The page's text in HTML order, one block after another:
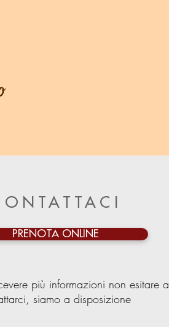
PRENOTA ONLINE
più informazioni non esitare a
siamo a disposizione